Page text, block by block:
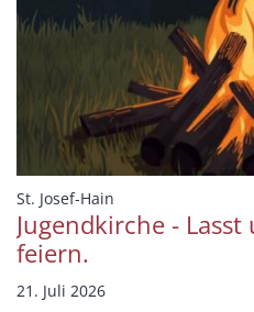
St. Josef-Hain
Jugendkirche -
feiern.
21. Juli 2026